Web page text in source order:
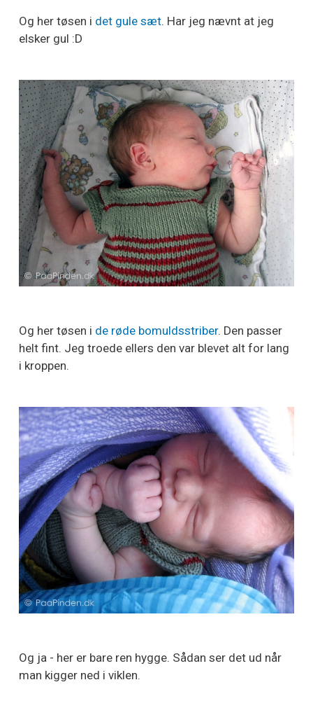
Og her tøsen i det gule sæt. Har jeg nævnt at jeg
elsker gul :D
Og her tøsen i de røde bomuldsstriber. Den passer
helt fint. Jeg troede ellers den var blevet alt for lang
i kroppen.
Og ja - her er bare ren hygge. Sådan ser det ud når
man kigger ned i viklen.